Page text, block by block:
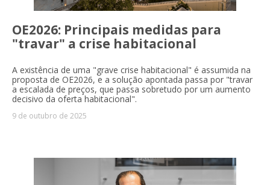
OE2026: Principais medidas para
"travar" a crise habitacional
A existência de uma "grave crise habitacional" é assumida na
proposta de OE2026, e a solução apontada passa por "travar
a escalada de preços, que passa sobretudo por um aumento
decisivo da oferta habitacional".
9 de outubro de 2025